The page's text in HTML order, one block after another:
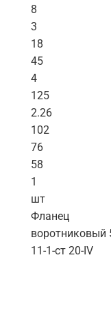
8
3
18
45
4
125
2.26
102
76
58
1
шт
Фланец
воротниковый
11-1-ст 20-IV